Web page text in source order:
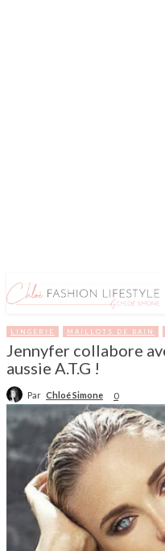
LINGERIE MAILLOTS DE BAIN
Jennyfer collabore
aussie A.T.G !
Par Chloé Simone 0